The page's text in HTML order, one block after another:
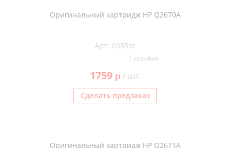
Оригинальный картридж HP Q2670A
Арт. 0385or
1 отзывов
1759 p/ шт.
Сделать предзаказ
Оригинальный картридж HP Q2671A